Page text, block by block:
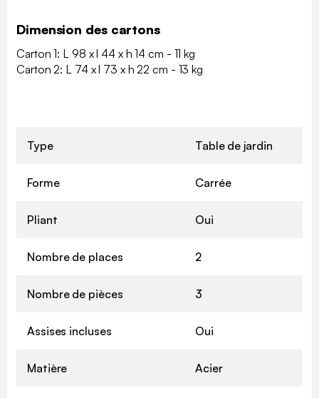
Dimension des cartons
Carton 1: L 98 x l 44 x h 14 cm - 11 kg
Carton 2: L 74 x l 73 x h 22 cm - 13 kg
Type Table de jardin
Forme Carrée
Pliant Oui
Nombre de places 2
Nombre de pièces 3
Assises incluses Oui
Matière Acier